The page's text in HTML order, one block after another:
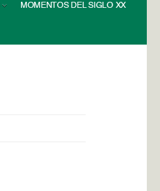
MOMENTOS DEL SIGLO XX